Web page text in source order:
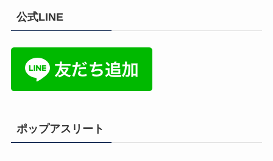
公式LINE
ポップアスリート